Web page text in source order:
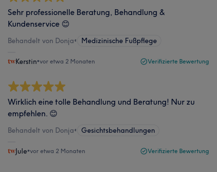
Sehr professionelle Beratung, Behandlung &
Kundenservice 😊
Behandelt von Donja• Medizinische Fußpflege
Kerstin•vor etwa 2 Monaten Verifizierte Bewertung
Wirklich eine tolle Behandlung und Beratung! Nur zu
empfehlen. 😊
Behandelt von Donja• Gesichtsbehandlungen
Jule•vor etwa 2 Monaten Verifizierte Bewertung